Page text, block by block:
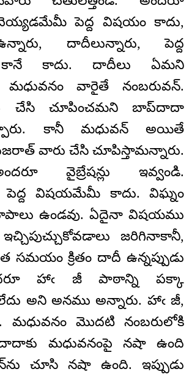
చెయ్యడమేమీ పెద్ద విషయం కాదు,
దాదీలున్నారు, పెద్ద
కాదు. దాదీలు ఏమని
మధువనం వారైతే నంబరువన్‌.
చేసి చూపించమని బాప్‌దాదా
కానీ మధువన్‌ అయితే
వారు చేసి చూపిస్తామన్నారు.
వైబ్రేషన్లు ఇవ్వండి.
విషయమేమీ కాదు. విఘ్నం
ఉండవు. ఏదైనా విషయము
జరిగినాకానీ,
సమయం క్రితం దాదీ ఉన్నప్పుడు
హాఁ జీ పాఠాన్ని పక్కా
లేదు అని అనము అన్నారు. హాఁ జీ,
మొదటి నంబరులోకి
మధువనంపై నషా ఉంది
చూసి నషా ఉంది. ఇప్పుడు